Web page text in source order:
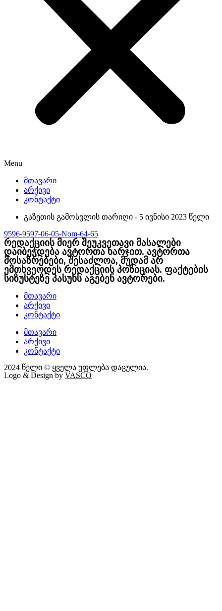
Menu
მთავარი
არქივი
კონტაქტი
გაზეთის გამოსვლის თარიღი - 5 ივნისი 2023 წელი
9596-9597-06-05-Nom-64-65
რედაქციის მიერ შეუკვეთავი მასალები
დაიბეჭდება ავტორთა ხარჯით. ავტორთა
მოსაზრებები, შესაძლოა, მუდამ არ
ემთხვეოდეს რედაქციის პოზიციას. ფაქტების
სიზუსტეზე პასუხს აგებენ ავტორები.
მთავარი
არქივი
კონტაქტი
მთავარი
არქივი
კონტაქტი
2024 წელი © ყველა უფლება დაცულია.
Logo & Design by VASCO